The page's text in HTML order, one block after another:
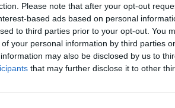
Please note that after your opt-out
based ads based on personal
to third parties prior to your opt-out. You
your personal information by third parties
may also be disclosed by us to
that may further disclose it to other